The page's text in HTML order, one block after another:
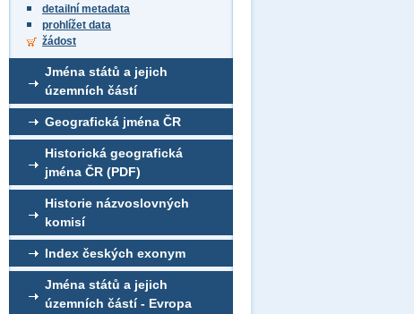
detailní metadata
prohlížet data
žádost
Jména států a jejich
územních částí
Geografická jména ČR
Historická geografická
jména ČR (PDF)
Historie názvoslovných
komisí
Index českých exonym
Jména států a jejich
územních částí - Evropa